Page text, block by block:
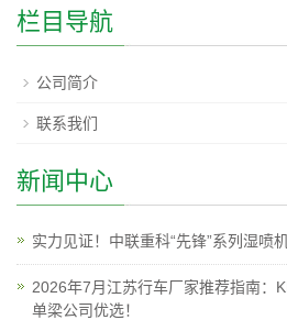
栏目导航
公司简介
联系我们
新闻中心
实力见证！中联重科“先锋”系列湿喷
2026年7月江苏行车厂家推荐指南：
单梁公司优选！